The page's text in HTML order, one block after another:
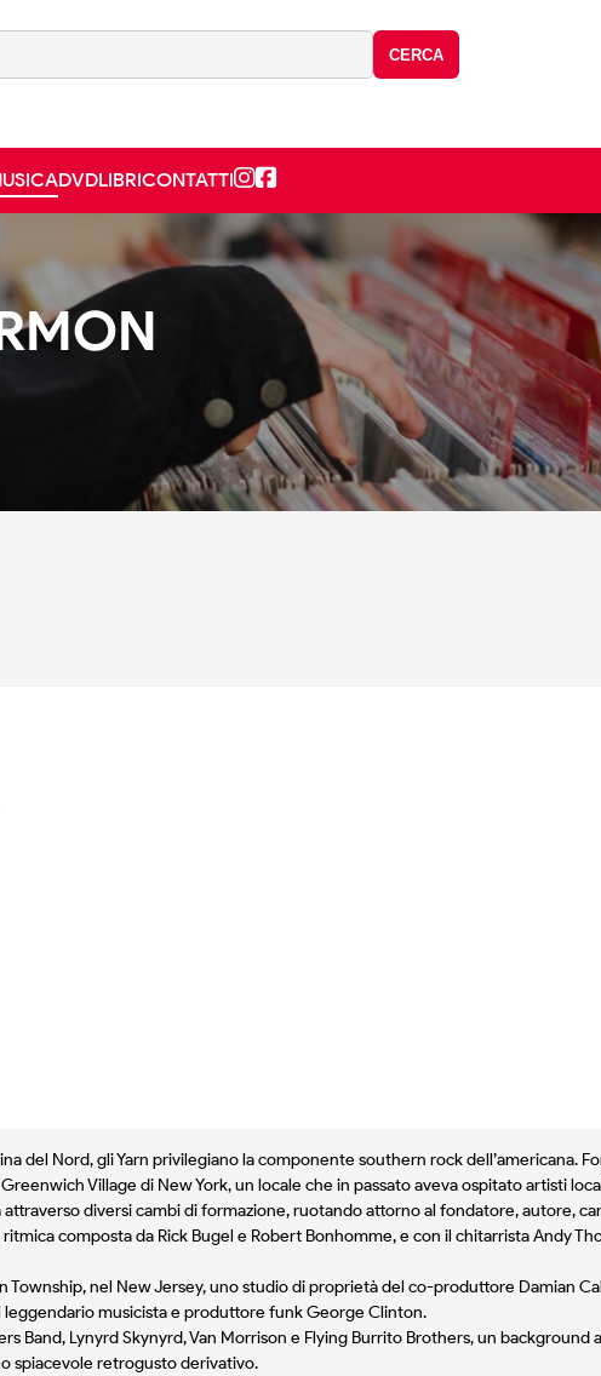
CERCA
DVDLIBRICONTATTI
del Nord, gli Yarn privilegiano la componente southern rock dell’americana.
Village di New York, un locale che in passato aveva ospitato artisti
attraverso diversi cambi di formazione, ruotando attorno al fondatore, autore,
composta da Rick Bugel e Robert Bonhomme, e con il chitarrista Andy
nel New Jersey, uno studio di proprietà del co-produttore Damian
musicista e produttore funk George Clinton.
Band, Lynyrd Skynyrd, Van Morrison e Flying Burrito Brothers, un background
spiacevole retrogusto derivativo.